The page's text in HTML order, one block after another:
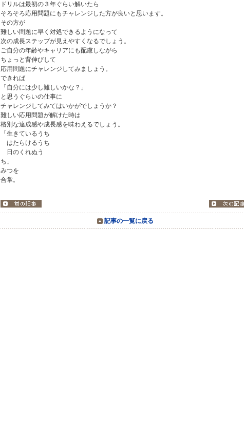
ドリルは最初の３年ぐらい解いたら
そろそろ応用問題にもチャレンジした方が良いと思います。
その方が
難しい問題に早く対処できるようになって
次の成長ステップが見えやすくなるでしょう。
ご自分の年齢やキャリアにも配慮しながら
ちょっと背伸びして
応用問題にチャレンジしてみましょう。
できれば
「自分には少し難しいかな？」
と思うぐらいの仕事に
チャレンジしてみてはいかがでしょうか？
難しい応用問題が解けた時は
格別な達成感や成長感を味わえるでしょう。
「生きているうち
はたらけるうち
日のくれぬう
ち」
みつを
合掌。
記事の一覧に戻る